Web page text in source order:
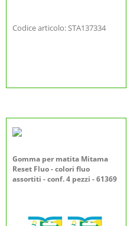
Codice articolo: STA137334
Gomma per matita Mitama
Reset Fluo - colori fluo
assortiti - conf. 4 pezzi - 61369